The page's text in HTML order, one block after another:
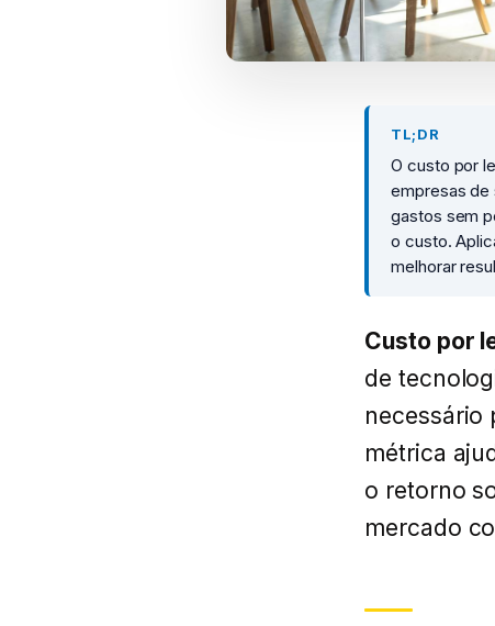
TL;DR
O custo por
empresas de
gastos sem
o custo.
melhorar
Custo por
de
necessário
métrica
o retorno
mercado